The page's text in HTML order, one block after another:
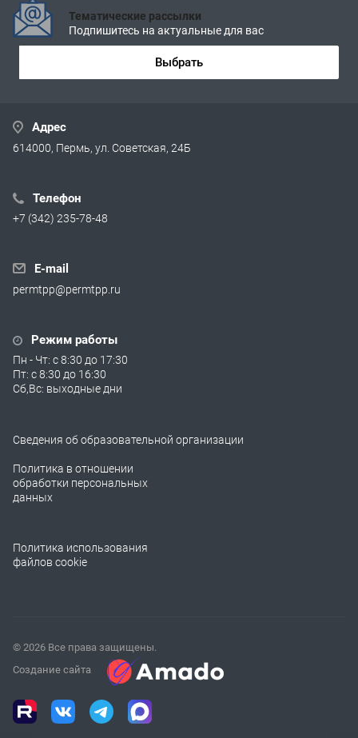
Тематические рассылки
Подпишитесь на актуальные для вас
Выбрать
Адрес
614000, Пермь, ул. Советская, 24Б
Телефон
+7 (342) 235-78-48
E-mail
permtpp@permtpp.ru
Режим работы
Пн - Чт: с 8:30 до 17:30
Пт: с 8:30 до 16:30
Сб,Вс: выходные дни
Сведения об образовательной организации
Политика в отношении
обработки персональных
данных
Политика использования
файлов cookie
© 2026 Все права защищены.
Создание сайта